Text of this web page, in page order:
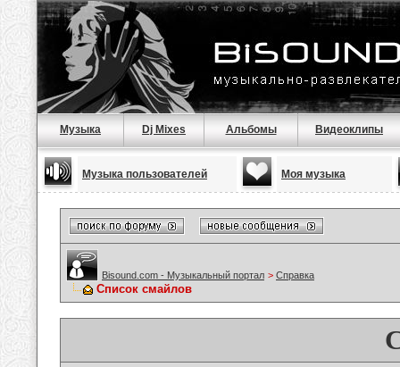
Музыка Dj Mixes Альбомы Видеоклипы
Музыка пользователей Моя музыка
Bisound.com - Музыкальный портал > Справка
Список смайлов